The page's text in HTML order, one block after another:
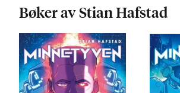
Bøker av Stian Hafstad